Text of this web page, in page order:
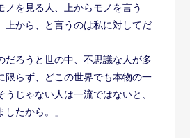
ノを見る人、上からモノを言う
上から、と言うのは私に対してだ
だろうと世の中、不思議な人が多
限らず、どこの世界でも本物の一
じゃない人は一流ではないと、
たから。」